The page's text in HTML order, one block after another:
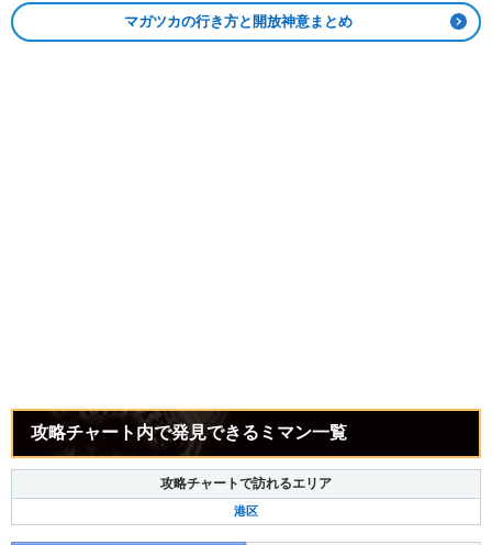
マガツカの行き方と開放神意まとめ
攻略チャート内で発見できるミマン一覧
攻略チャートで訪れるエリア
港区